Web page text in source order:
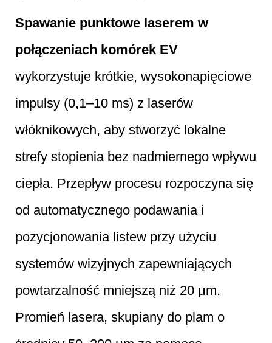
Spawanie punktowe laserem w
połączeniach komórek EV
wykorzystuje krótkie, wysokonapięciowe
impulsy (0,1–10 ms) z laserów
włóknikowych, aby stworzyć lokalne
strefy stopienia bez nadmiernego wpływu
ciepła. Przepływ procesu rozpoczyna się
od automatycznego podawania i
pozycjonowania listew przy użyciu
systemów wizyjnych zapewniających
powtarzalność mniejszą niż 20 μm.
Promień lasera, skupiany do plam o